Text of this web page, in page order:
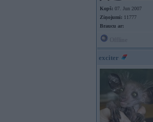
Kopš: 07. Jun 2007
Ziņojumi: 11777
Braucu ar:
exciter